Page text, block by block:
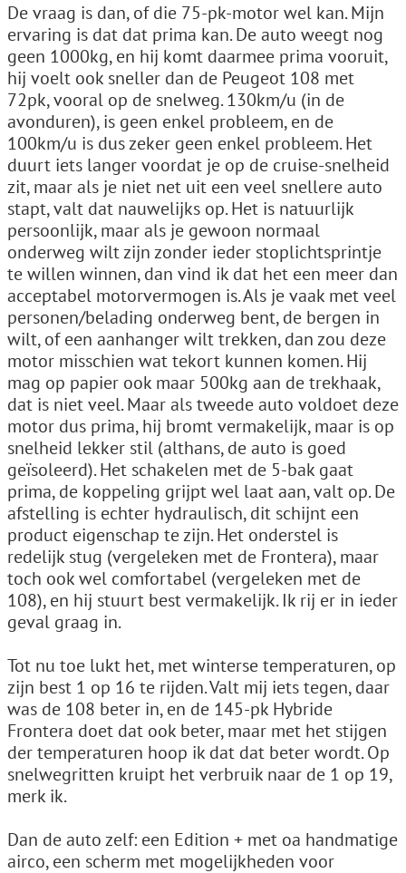
De vraag is dan, of die 75-pk-motor wel kan. Mijn
ervaring is dat dat prima kan. De auto weegt nog
geen 1000kg, en hij komt daarmee prima vooruit,
hij voelt ook sneller dan de Peugeot 108 met
72pk, vooral op de snelweg. 130km/u (in de
avonduren), is geen enkel probleem, en de
100km/u is dus zeker geen enkel probleem. Het
duurt iets langer voordat je op de cruise-snelheid
zit, maar als je niet net uit een veel snellere auto
stapt, valt dat nauwelijks op. Het is natuurlijk
persoonlijk, maar als je gewoon normaal
onderweg wilt zijn zonder ieder stoplichtsprintje
te willen winnen, dan vind ik dat het een meer dan
acceptabel motorvermogen is. Als je vaak met veel
personen/belading onderweg bent, de bergen in
wilt, of een aanhanger wilt trekken, dan zou deze
motor misschien wat tekort kunnen komen. Hij
mag op papier ook maar 500kg aan de trekhaak,
dat is niet veel. Maar als tweede auto voldoet deze
motor dus prima, hij bromt vermakelijk, maar is op
snelheid lekker stil (althans, de auto is goed
geïsoleerd). Het schakelen met de 5-bak gaat
prima, de koppeling grijpt wel laat aan, valt op. De
afstelling is echter hydraulisch, dit schijnt een
product eigenschap te zijn. Het onderstel is
redelijk stug (vergeleken met de Frontera), maar
toch ook wel comfortabel (vergeleken met de
108), en hij stuurt best vermakelijk. Ik rij er in ieder
geval graag in.
Tot nu toe lukt het, met winterse temperaturen, op
zijn best 1 op 16 te rijden. Valt mij iets tegen, daar
was de 108 beter in, en de 145-pk Hybride
Frontera doet dat ook beter, maar met het stijgen
der temperaturen hoop ik dat dat beter wordt. Op
snelwegritten kruipt het verbruik naar de 1 op 19,
merk ik.
Dan de auto zelf: een Edition + met oa handmatige
airco, een scherm met mogelijkheden voor